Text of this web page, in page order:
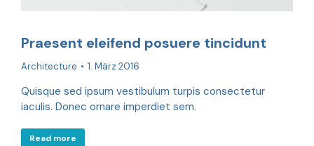
Praesent eleifend posuere tincidunt
Architecture 1. März 2016
Quisque sed ipsum vestibulum turpis consectetur
iaculis. Donec ornare imperdiet sem.
Read more